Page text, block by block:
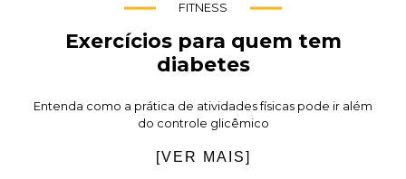
FITNESS
Exercícios para quem tem
diabetes
Entenda como a prática de atividades físicas pode ir além
do controle glicêmico
[VER MAIS]